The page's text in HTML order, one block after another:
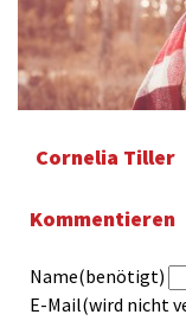
Cornelia Tiller
Kommentieren
Name(benötigt)
E-Mail(wird nicht